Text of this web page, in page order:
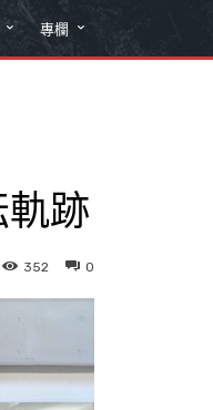
專欄
跡
0
352